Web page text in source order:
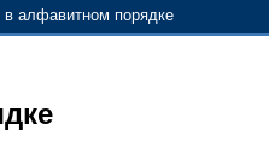
в алфавитном порядке